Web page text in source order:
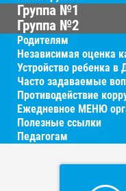
Группа №1
Группа №2
Родителям
Независимая оценка
Устройство ребенка в
Часто задаваемые
Противодействие
Ежедневное МЕНЮ
Полезные ссылки
Педагогам